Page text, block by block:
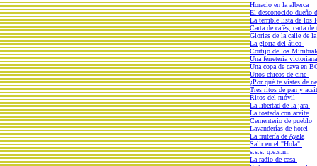
Horacio en la alberca
El desconocido dueño
La terrible lista de los
Carta de cafés, carta
Glorias de la calle de
La gloria del ático
Cortijo de los
Una ferretería
Una copa de cava en
Unos chicos de cine
¿Por qué te vistes de
Tres ritos de pan y
Ritos del móvil
La libertad de la jara
La tostada con aceite
Cementerio de pueblo
Lavanderías de hotel
La frutería de Ayala
Salir en el "Hola"
s.s.s. q.e.s.m.
La radio de casa